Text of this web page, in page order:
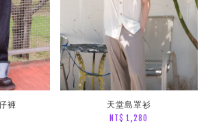
褲 天堂島罩衫
NT$ 1,280